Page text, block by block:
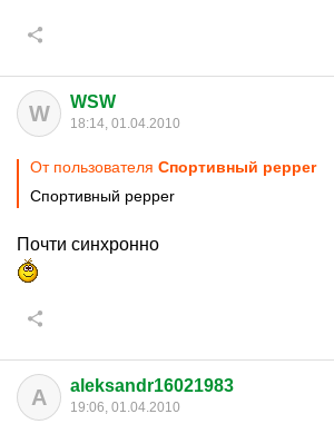
W WSW
18:14, 01.04.2010
От пользователя Спортивный pepper
Спортивный pepper
Почти синхронно
A aleksandr16021983
19:06, 01.04.2010